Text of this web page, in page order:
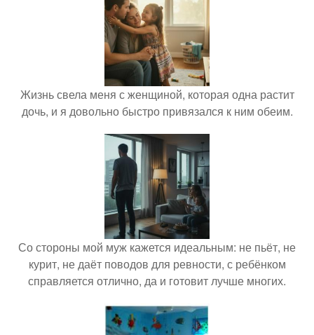
Жизнь свела меня с женщиной, которая одна растит
дочь, и я довольно быстро привязался к ним обеим.
Со стороны мой муж кажется идеальным: не пьёт, не
курит, не даёт поводов для ревности, с ребёнком
справляется отлично, да и готовит лучше многих.